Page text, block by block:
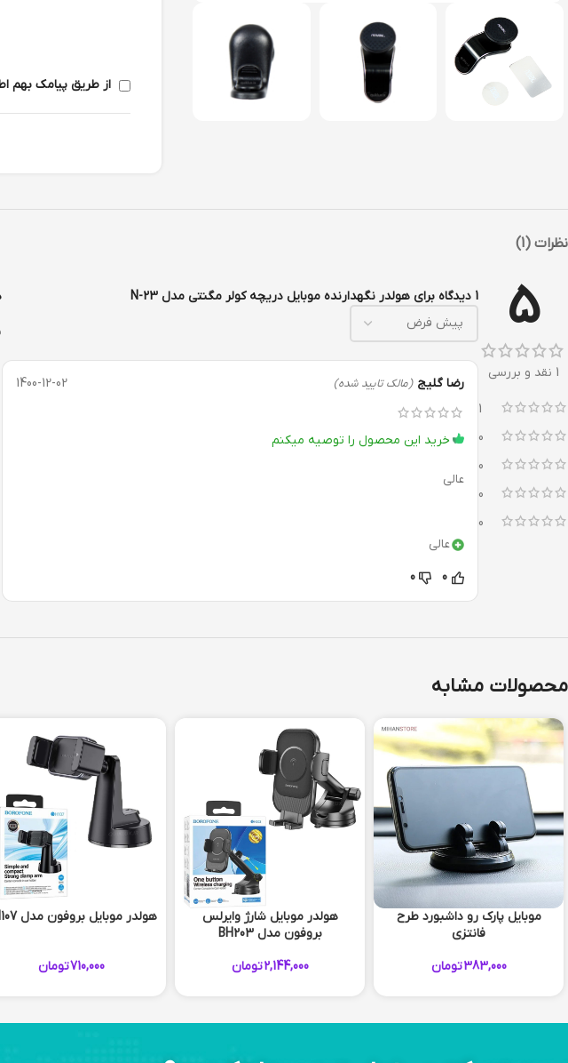
از طریق پیامک بهم
نظرات (1)
5
1 نقد و بررسی
1
0
0
0
0
1 دیدگاه برای هولدر نگهدارنده موبایل دریچه کولر مگنتی مدل N-23
رضا گلیج (مالک تایید شده) 1400-12-02
خرید این محصول را توصیه میکنم
عالی
عالی
0
0
محصولات مشابه
موبایل پارک رو داشبورد طرح
فانتزی
383,000تومان
هولدر موبایل شارژ وایرلس
بروفون مدل BH203
2,144,000تومان
هولدر موبایل بروفون مدل BH107
710,000تومان